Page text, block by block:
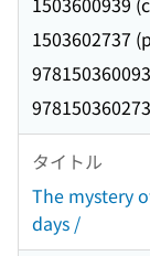
1503602737
タイトル
The mystery
days /